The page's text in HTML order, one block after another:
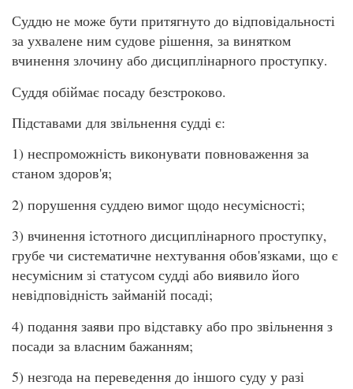
Суддю не може бути притягнуто до відповідальності
за ухвалене ним судове рішення, за винятком
вчинення злочину або дисциплінарного проступку.
Суддя обіймає посаду безстроково.
Підставами для звільнення судді є:
1) неспроможність виконувати повноваження за
станом здоров'я;
2) порушення суддею вимог щодо несумісності;
3) вчинення істотного дисциплінарного проступку,
грубе чи систематичне нехтування обов'язками, що є
несумісним зі статусом судді або виявило його
невідповідність займаній посаді;
4) подання заяви про відставку або про звільнення з
посади за власним бажанням;
5) незгода на переведення до іншого суду у разі